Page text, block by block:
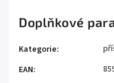
Doplňkové
Kategorie:
EAN: